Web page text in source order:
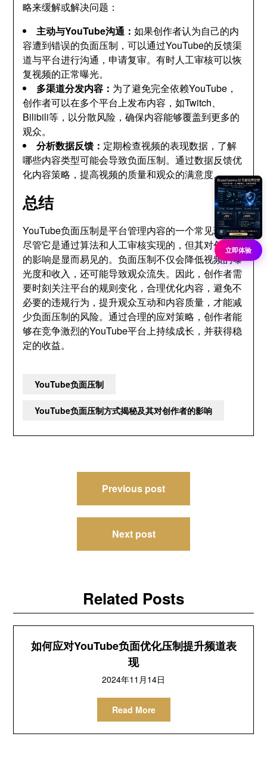
略来缓解或解决问题：
主动与YouTube沟通：如果创作者认为自己的内
容遭到错误的负面压制，可以通过YouTube的反馈渠
道与平台进行沟通，申请复审。有时人工审核可以恢
复视频的正常曝光。
多渠道分发内容： 为了避免完全依赖YouTube，
创作者可以在多个平台上发布内容，如Twitch、
Bilibili等，以分散风险，确保内容能够覆盖到更多的
观众。
分析数据反馈： 定期检查视频的表现数据，了解
哪些内容类型可能会导致负面压制。通过数据反馈优
化内容策略，提高视频的质量和观众的满意度。
总结
YouTube负面压制是平台管理内容的一个常见现象，
尽管它是通过算法和人工审核实现的，但其对创作者
的影响是显而易见的。负面压制不仅会降低视频的曝
光度和收入，还可能导致观众流失。因此，创作者需
要时刻关注平台的规则变化，合理优化内容，避免不
必要的违规行为，提升观众互动和内容质量，才能减
少负面压制的风险。通过合理的应对策略，创作者能
够在竞争激烈的YouTube平台上持续成长，并获得稳
定的收益。
YouTube负面压制
YouTube负面压制方式揭秘及其对创作者的影响
Previous post
Next post
Related Posts
如何应对YouTube负面优化压制提升频道表
现
2024年11月14日
Read More
立即体验